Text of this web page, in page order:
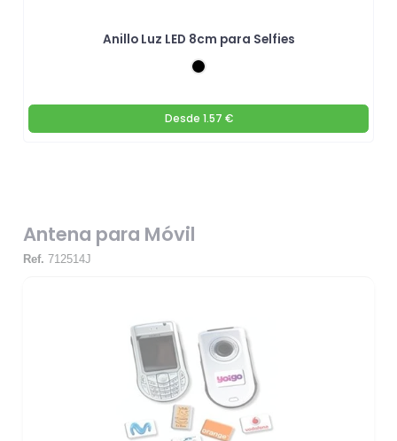
Anillo Luz LED 8cm para Selfies
Desde 1.57 €
Antena para Móvil
Ref. 712514J